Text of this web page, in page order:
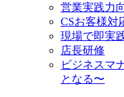
営業実践力
CSお客様対
現場で即実
店長研修
ビジネスマ
となる〜